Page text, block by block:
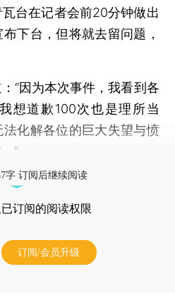
台在记者会前20分钟做出
下台，但将就去留问题，
因为本次事件，我看到各
想道歉100次也是理所当
化解各位的巨大失望与愤
”
字 订阅后继续阅读
订阅的阅读权限
订阅/会员升级